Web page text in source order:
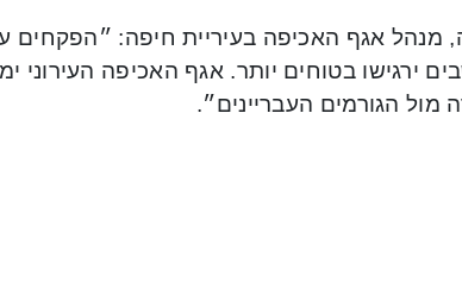
מנהל אגף האכיפה בעיריית חיפה: ״הפקחים
ירגישו בטוחים יותר. אגף האכיפה העירוני
הגורמים העבריינים״.